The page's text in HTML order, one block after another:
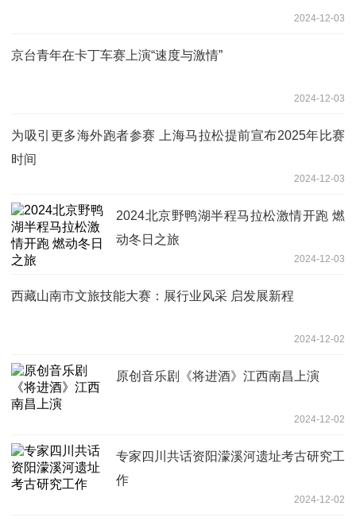
2024-12-03
京台青年在卡丁车赛上演“速度与激情”
2024-12-03
为吸引更多海外跑者参赛 上海马拉松提前宣布2025年比赛
时间
2024-12-03
2024北京野鸭湖半程马拉松激情开跑 燃
动冬日之旅
2024-12-03
西藏山南市文旅技能大赛：展行业风采 启发展新程
2024-12-02
原创音乐剧《将进酒》江西南昌上演
2024-12-02
专家四川共话资阳濛溪河遗址考古研究工
作
2024-12-02